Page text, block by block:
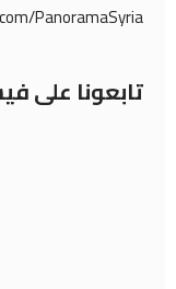
PanoramaSyria
تابعونا على